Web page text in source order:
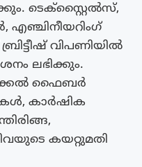
ടെക്സ്റ്റൈൽസ്,
എഞ്ചിനീയറിംഗ്
വിപണിയിൽ
ലഭിക്കും.
ഫൈബർ
കാർഷിക
കയറ്റുമതി